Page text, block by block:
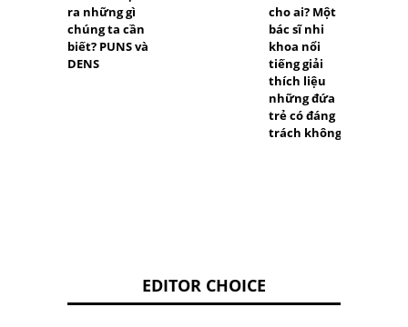
ra những gì
chúng ta cần
biết? PUNS và
DENS
cho ai? Một
bác sĩ nhi
khoa nổi
tiếng giải
thích liệu
những đứa
trẻ có đáng
trách không
EDITOR CHOICE